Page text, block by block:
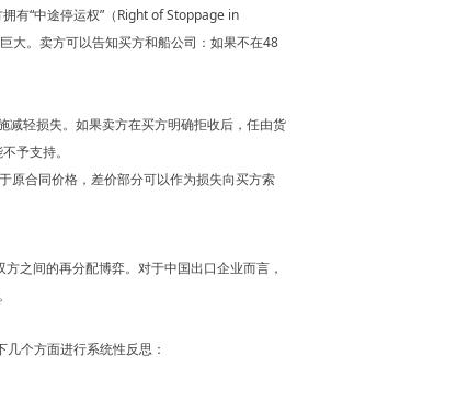
有“中途停运权”（Right of Stoppage in
大。卖方可以告知买方和船公司：如果不在48
减轻损失。如果卖方在买方明确拒收后，任由货
予支持。
原合同价格，差价部分可以作为损失向买方索
之间的再分配博弈。对于中国出口企业而言，
个方面进行系统性反思：